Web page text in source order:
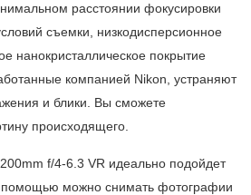
расстоянии фокусировки
съемки, низкодисперсионное
нанокристаллическое покрытие
компанией Nikon, устраняют
и блики. Вы сможете
происходящего.
f/4-6.3 VR идеально подойдет
помощью можно снимать фотографии